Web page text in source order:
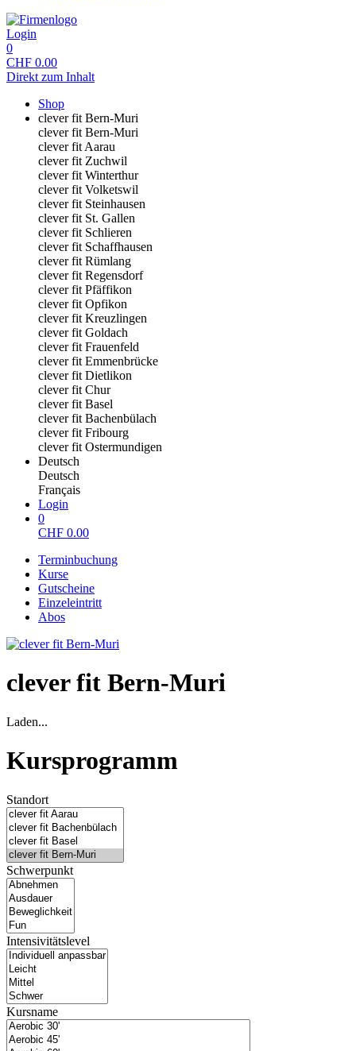
Login
0
CHF 0.00
Direkt zum Inhalt
Shop
clever fit Bern-Muri
clever fit Bern-Muri
clever fit Aarau
clever fit Zuchwil
clever fit Winterthur
clever fit Volketswil
clever fit Steinhausen
clever fit St. Gallen
clever fit Schlieren
clever fit Schaffhausen
clever fit Rümlang
clever fit Regensdorf
clever fit Pfäffikon
clever fit Opfikon
clever fit Kreuzlingen
clever fit Goldach
clever fit Frauenfeld
clever fit Emmenbrücke
clever fit Dietlikon
clever fit Chur
clever fit Basel
clever fit Bachenbülach
clever fit Fribourg
clever fit Ostermundigen
Deutsch
Deutsch
Français
Login
0
CHF 0.00
Terminbuchung
Kurse
Gutscheine
Einzeleintritt
Abos
clever fit Bern-Muri
Laden...
Kursprogramm
Standort
Schwerpunkt
Intensivitätslevel
Kursname